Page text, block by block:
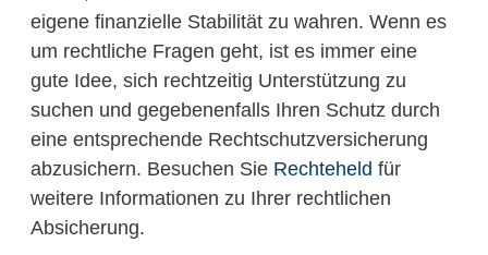
eigene finanzielle Stabilität zu wahren. Wenn es
um rechtliche Fragen geht, ist es immer eine
gute Idee, sich rechtzeitig Unterstützung zu
suchen und gegebenenfalls Ihren Schutz durch
eine entsprechende Rechtschutzversicherung
abzusichern. Besuchen Sie Rechteheld für
weitere Informationen zu Ihrer rechtlichen
Absicherung.